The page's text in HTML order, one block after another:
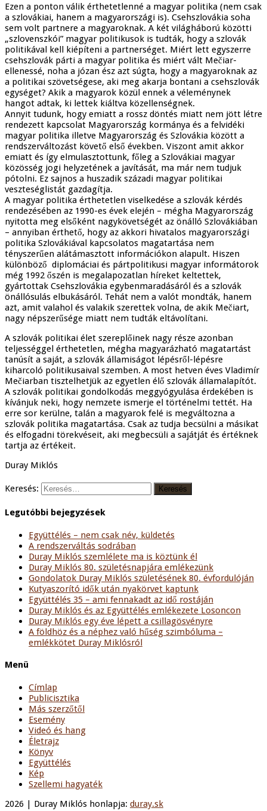
Ezen a ponton válik érthetetlenné a magyar politika (nem csak
a szlovákiai, hanem a magyarországi is). Csehszlovákia soha
sem volt partnere a magyaroknak. A két világháború közötti
„szlovenszkói” magyar politikusok is tudták, hogy a szlovák
politikával kell kiépíteni a partnerséget. Miért lett egyszerre
csehszlovák párti a magyar politika és miért vált Mečiar-
ellenessé, noha a józan ész azt súgta, hogy a magyaroknak az
a politikai szövetségese, aki meg akarja bontani a csehszlovák
egységet? Akik a magyarok közül ennek a véleménynek
hangot adtak, ki lettek kiáltva közellenségnek.
Annyit tudunk, hogy emiatt a rossz döntés miatt nem jött létre
rendezett kapcsolat Magyarország kormánya és a felvidéki
magyar politika illetve Magyarország és Szlovákia között a
rendszerváltozást követő első években. Viszont amit akkor
emiatt és így elmulasztottunk, főleg a Szlovákiai magyar
közösség jogi helyzetének a javítását, ma már nem tudjuk
pótolni. Ez sajnos a huszadik századi magyar politikai
veszteséglistát gazdagítja.
A magyar politika érthetetlen viselkedése a szlovák kérdés
rendezésében az 1990-es évek elején – mégha Magyarország
nyitotta meg elsőként nagykövetségét az önálló Szlovákiában
– annyiban érthető, hogy az akkori hivatalos magyarországi
politika Szlovákiával kapcsolatos magatartása nem
tényszerűen alátámasztott információkon alapult. Hiszen
különböző diplomáciai és pártpolitikusi magyar informátorok
még 1992 őszén is megalapozatlan híreket keltettek,
gyártottak Csehszlovákia egybenmaradásáról és a szlovák
önállósulás elbukásáról. Tehát nem a valót mondták, hanem
azt, amit valahol és valakik szerettek volna, de akik Mečiart,
nagy népszerűsége miatt nem tudták eltávolítani.
A szlovák politikai élet szereplőinek nagy része azonban
teljességgel érthetetlen, mégha magyarázható magatartást
tanúsít a saját, a szlovák államiságot lépésről-lépésre
kiharcoló politikusaival szemben. A most hetven éves Vladimír
Mečiarban tisztelhetjük az egyetlen élő szlovák államalapítót.
A szlovák politikai gondolkodás meggyógyulása érdekében is
kívánjuk neki, hogy nemzete ismerje el történelmi tettét. Ha
erre sor kerülne, talán a magyarok felé is megváltozna a
szlovák politika magatartása. Csak az tudja becsülni a másikat
és elfogadni törekvéseit, aki megbecsüli a sajátját és értéknek
tartja az értékeit.
Duray Miklós
Keresés:
Legutóbbi bejegyzések
Együttélés – nem csak név, küldetés
A rendszerváltás sodrában
Duray Miklós szemlélete ma is köztünk él
Duray Miklós 80. születésnapjára emlékezünk
Gondolatok Duray Miklós születésének 80. évfordulóján
Kutyaszorító idők után nyakörvet kaptunk
Együttélés 35 – ami fennakadt az idő rostáján
Duray Miklós és az Együttélés emlékezete Losoncon
Duray Miklós egy éve lépett a csillagösvényre
A földhöz és a néphez való hűség szimbóluma –
emlékkötet Duray Miklósról
Menü
Címlap
Publicisztika
Más szerzőtől
Esemény
Videó és hang
Életrajz
Könyv
Együttélés
Kép
Szellemi hagyaték
2026 | Duray Miklós honlapja: duray.sk